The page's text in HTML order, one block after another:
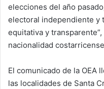
elecciones del año
electoral independiente y
equitativa y
nacionalidad
El comunicado de la OEA
las localidades de Santa